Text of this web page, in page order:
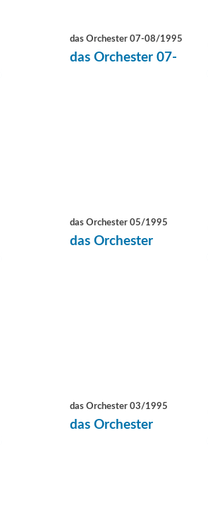
das Orchester 07-08/1995
das Orchester 07-
das Orchester 05/1995
das Orchester
das Orchester 03/1995
das Orchester